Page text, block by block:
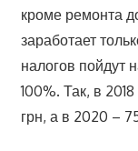
кроме ремонта
заработает
налогов пойдут
100%. Так, в
грн, а в 2020 –